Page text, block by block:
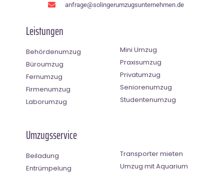
anfrage@solingerumzugsunternehmen.de
Leistungen
Behördenumzug
Büroumzug
Fernumzug
Firmenumzug
Laborumzug
Mini Umzug
Praxisumzug
Privatumzug
Seniorenumzug
Studentenumzug
Umzugsservice
Beiladung
Entrümpelung
Transporter mieten
Umzug mit Aquarium